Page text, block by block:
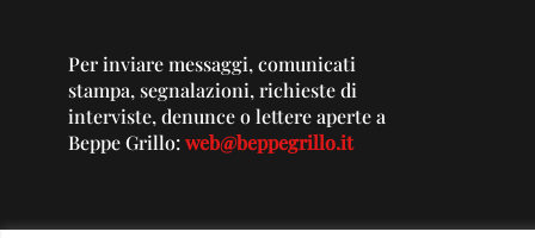
Per inviare messaggi, comunicati
stampa, segnalazioni, richieste di
interviste, denunce o lettere aperte a
Beppe Grillo:web@beppegrillo.it